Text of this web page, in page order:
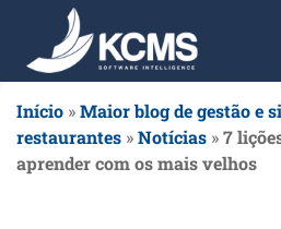
Início »Maior blog de gestão e
restaurantes »Notícias »7
aprender com os mais velhos